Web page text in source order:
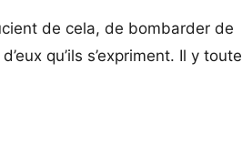
de cela, de bombarder de
qu’ils s’expriment. Il y toute